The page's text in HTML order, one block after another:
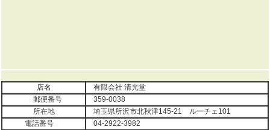
店名
有限会社 清光堂
郵便番号
359-0038
所在地
埼玉県所沢市北秋津145-21 ルーチェ101
電話番号
04-2922-3982